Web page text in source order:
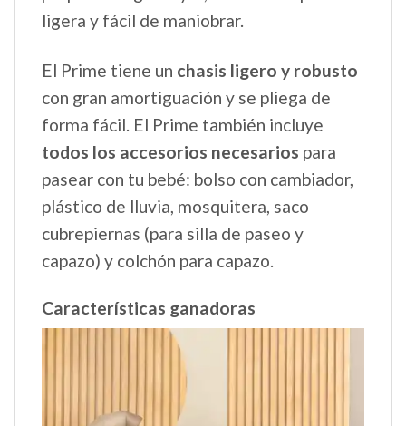
ligera y fácil de maniobrar.
El Prime tiene un chasis ligero y robusto
con gran amortiguación y se pliega de
forma fácil. El Prime también incluye
todos los accesorios necesarios para
pasear con tu bebé: bolso con cambiador,
plástico de lluvia, mosquitera, saco
cubrepiernas (para silla de paseo y
capazo) y colchón para capazo.
Características ganadoras